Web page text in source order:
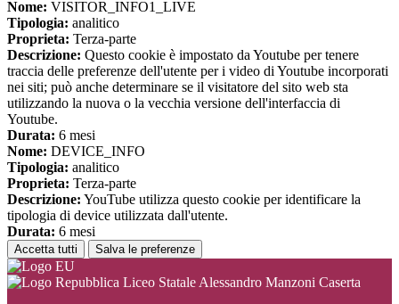
Nome: VISITOR_INFO1_LIVE
Tipologia: analitico
Proprieta: Terza-parte
Descrizione: Questo cookie è impostato da Youtube per tenere
traccia delle preferenze dell'utente per i video di Youtube incorporati
nei siti; può anche determinare se il visitatore del sito web sta
utilizzando la nuova o la vecchia versione dell'interfaccia di
Youtube.
Durata: 6 mesi
Nome: DEVICE_INFO
Tipologia: analitico
Proprieta: Terza-parte
Descrizione: YouTube utilizza questo cookie per identificare la
tipologia di device utilizzata dall'utente.
Durata: 6 mesi
Accetta tutti Salva le preferenze
Liceo Statale Alessandro Manzoni Caserta